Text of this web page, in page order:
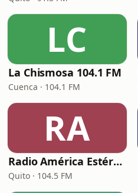
LC
La Chismosa 104.1 FM
Cuenca · 104.1 FM
RA
Radio América Estéreo
Quito · 104.5 FM